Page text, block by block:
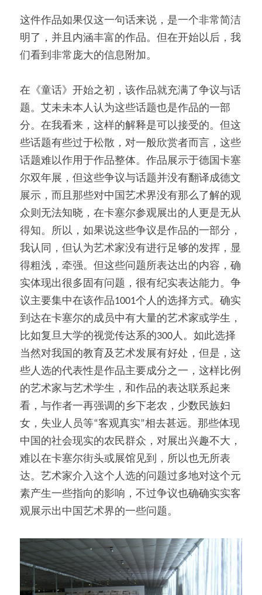
这件作品如果仅这一句话来说，是一个非常简洁
明了，并且内涵丰富的作品。但在开始以后，我
们看到非常庞大的信息附加。
在《童话》开始之初，该作品就充满了争议与话
题。艾未未本人认为这些话题也是作品的一部
分。在我看来，这样的解释是可以接受的。但这
些话题有些过于松散，对一般欣赏者而言，这些
话题难以作用于作品整体。作品展示于德国卡塞
尔双年展，但这些争议与话题并没有翻译成德文
展示，而且那些对中国艺术界没有那么了解的观
众则无法知晓，在卡塞尔参观展出的人更是无从
得知。所以，如果说这些争议是作品的一部分，
我认同，但认为艺术家没有进行足够的发挥，显
得粗浅，牵强。但这些问题所表达出的内容，确
实体现出很多固有问题，很有纪实表达能力。争
议主要集中在该作品1001个人的选择方式。确实
到达在卡塞尔的成员中有大量的艺术家或学生，
比如复旦大学的视觉传达系的300人。如此选择
当然对我国的教育及艺术发展有好处，但是，这
些人选的代表性是作品主要成分之一，这样比例
的艺术家与艺术学生，和作品的表达联系起来
看，与作者一再强调的乡下老农，少数民族妇
女，失业人员等“客观真实”相去甚远。那些体现
中国的社会现实的农民群众，对展出兴趣不大，
难以在卡塞尔街头或展馆见到，所以也无所表
达。艺术家介入这个人选的问题过多地对这个元
素产生一些指向的影响，不过争议也确确实实客
观展示出中国艺术界的一些问题。